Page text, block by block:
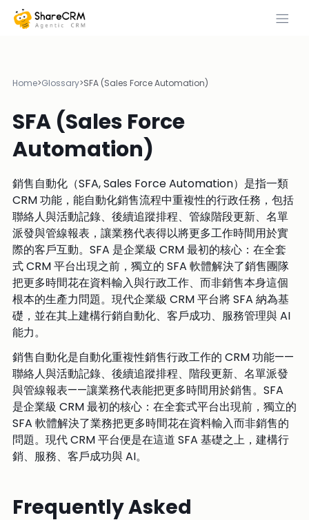
Home>Glossary>SFA (Sales Force Automation)
SFA (Sales Force
Automation)
銷售自動化（SFA, Sales Force Automation）是指一類
CRM 功能，能自動化銷售流程中重複性的行政任務，包括
聯絡人與活動記錄、後續追蹤排程、管線階段更新、名單
派發與管線報表，讓業務代表得以將更多工作時間用於實
際的客戶互動。SFA 是企業級 CRM 最初的核心：在全套
式 CRM 平台出現之前，獨立的 SFA 軟體解決了銷售團隊
把更多時間花在資料輸入與行政工作、而非銷售本身這個
根本的生產力問題。現代企業級 CRM 平台將 SFA 納為基
礎，並在其上建構行銷自動化、客戶成功、服務管理與 AI
能力。
銷售自動化是自動化重複性銷售行政工作的 CRM 功能——
聯絡人與活動記錄、後續追蹤排程、階段更新、名單派發
與管線報表——讓業務代表能把更多時間用於銷售。SFA
是企業級 CRM 最初的核心：在全套式平台出現前，獨立的
SFA 軟體解決了業務把更多時間花在資料輸入而非銷售的
問題。現代 CRM 平台便是在這道 SFA 基礎之上，建構行
銷、服務、客戶成功與 AI。
Frequently Asked